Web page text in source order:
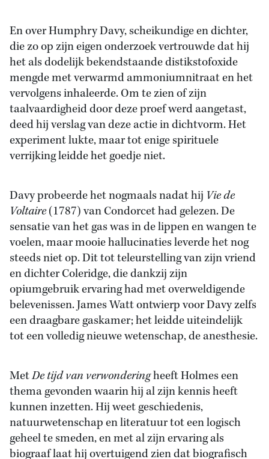
En over Humphry Davy, scheikundige en dichter,
die zo op zijn eigen onderzoek vertrouwde dat hij
het als dodelijk bekendstaande distikstofoxide
mengde met verwarmd ammoniumnitraat en het
vervolgens inhaleerde. Om te zien of zijn
taalvaardigheid door deze proef werd aangetast,
deed hij verslag van deze actie in dichtvorm. Het
experiment lukte, maar tot enige spirituele
verrijking leidde het goedje niet.
Davy probeerde het nogmaals nadat hij Vie de
Voltaire(1787) van Condorcet had gelezen. De
sensatie van het gas was in de lippen en wangen te
voelen, maar mooie hallucinaties leverde het nog
steeds niet op. Dit tot teleurstelling van zijn vriend
en dichter Coleridge, die dankzij zijn
opiumgebruik ervaring had met overweldigende
belevenissen. James Watt ontwierp voor Davy zelfs
een draagbare gaskamer; het leidde uiteindelijk
tot een volledig nieuwe wetenschap, de anesthesie.
MetDe tijd van verwonderingheeft Holmes een
thema gevonden waarin hij al zijn kennis heeft
kunnen inzetten. Hij weet geschiedenis,
natuurwetenschap en literatuur tot een logisch
geheel te smeden, en met al zijn ervaring als
biograaf laat hij overtuigend zien dat biografisch